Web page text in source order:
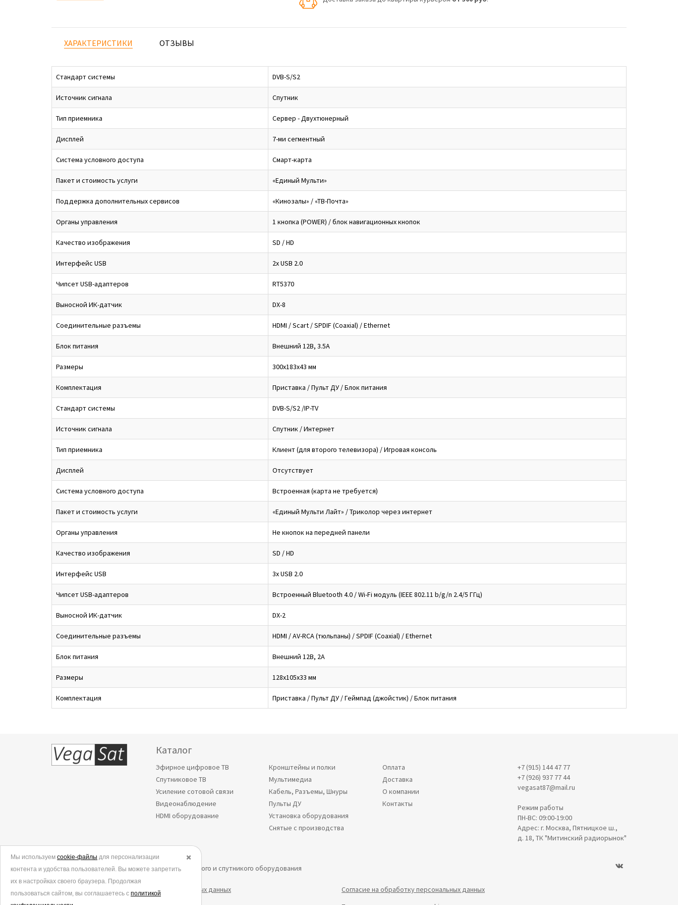
ХАРАКТЕРИСТИКИ ОТЗЫВЫ
Стандарт системы DVB-S/S2
Источник сигнала Спутник
Тип приемника Сервер - Двухтюнерный
Дисплей 7-ми сегментный
Система условного доступа Смарт-карта
Пакет и стоимость услуги «Единый Мульти»
Поддержка дополнительных сервисов «Кинозалы» / «ТВ-Почта»
Органы управления 1 кнопка (POWER) / блок навигационных кнопок
Качество изображения SD / HD
Интерфейс USB 2x USB 2.0
Чипсет USB-адаптеров RT5370
Выносной ИК-датчик DX-8
Соединительные разъемы HDMI / Scart / SPDIF (Coaxial) / Ethernet
Блок питания Внешний 12В, 3.5А
Размеры 300x183x43 мм
Комплектация Приставка / Пульт ДУ / Блок питания
Стандарт системы DVB-S/S2 /IP-TV
Источник сигнала Спутник / Интернет
Тип приемника Клиент (для второго телевизора) / Игровая консоль
Дисплей Отсутствует
Система условного доступа Встроенная (карта не требуется)
Пакет и стоимость услуги «Единый Мульти Лайт» / Триколор через интернет
Органы управления Не кнопок на передней панели
Качество изображения SD / HD
Интерфейс USB 3x USB 2.0
Чипсет USB-адаптеров Встроенный Bluetooth 4.0 / Wi-Fi модуль (IEEE 802.11 b/g/n 2.4/5 ГГц)
Выносной ИК-датчик DX-2
Соединительные разъемы HDMI / AV-RCA (тюльпаны) / SPDIF (Coaxial) / Ethernet
Блок питания Внешний 12В, 2А
Размеры 128x105x33 мм
Комплектация Приставка / Пульт ДУ / Геймпад (джойстик) / Блок питания
Каталог
Эфирное цифровое ТВ
Спутниковое ТВ
Усиление сотовой связи
Видеонаблюдение
HDMI оборудование
Кронштейны и полки
Мультимедиа
Кабель, Разъемы, Шнуры
Пульты ДУ
Установка оборудования
Снятые с производства
Оплата
Доставка
О компании
Контакты
+7 (915) 144 47 77
+7 (926) 937 77 44
vegasat87@mail.ru
Режим работы
ПН-ВС: 09:00-19:00
Адрес: г. Москва, Пятницкое ш.,
д. 18, ТК "Митинский радиорынок"
© 2006-2026.
Все права защищены. Интернет-магазин эфирного и спутникого оборудования
Политика в отношении обработки персональных данных
Согласие на обработку персональных данных
✖️
Мы используем cookie-файлы для персонализации
контента и удобства пользователей. Вы можете запретить
их в настройках своего браузера. Продолжая
пользоваться сайтом, вы соглашаетесь с политикой